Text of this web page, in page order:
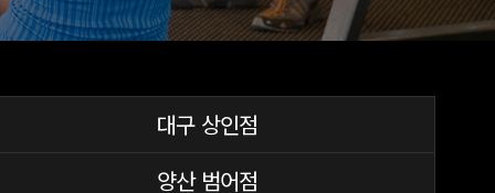
대구 상인점
양산 범어점